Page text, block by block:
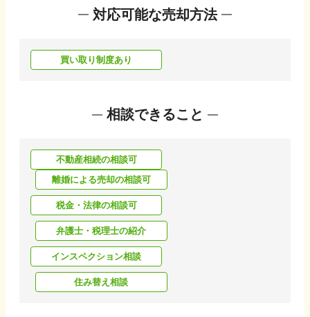
対応可能な売却方法
買い取り制度あり
相談できること
不動産相続の相談可
離婚による売却の相談可
税金・法律の相談可
弁護士・税理士の紹介
インスペクション相談
住み替え相談